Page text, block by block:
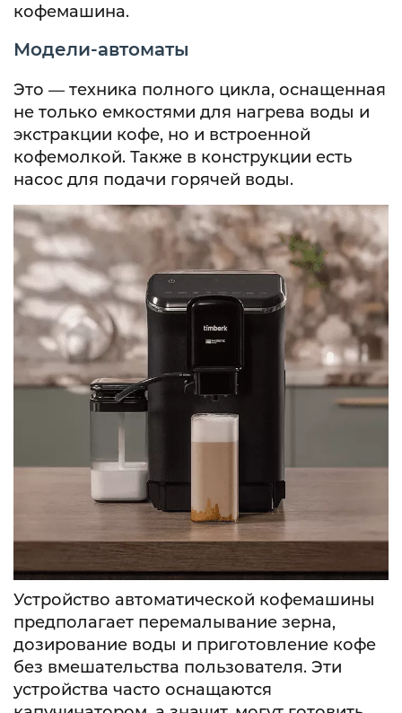
кофемашина.
Модели-автоматы
Это — техника полного цикла, оснащенная
не только емкостями для нагрева воды и
экстракции кофе, но и встроенной
кофемолкой. Также в конструкции есть
насос для подачи горячей воды.
Устройство автоматической кофемашины
предполагает перемалывание зерна,
дозирование воды и приготовление кофе
без вмешательства пользователя. Эти
устройства часто оснащаются